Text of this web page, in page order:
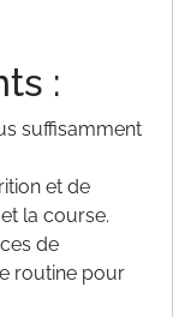
:
suffisamment
et de
la course.
de
routine pour